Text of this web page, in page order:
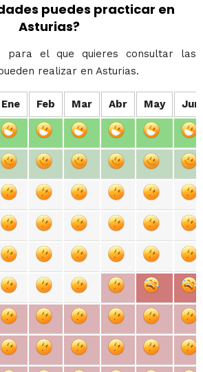
puedes practicar en
Asturias?
para el que quieres consultar las
realizar en Asturias.
Ene Feb Mar Abr May Jun